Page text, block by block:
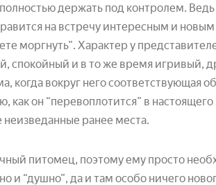
держать под контролем.
на встречу интересным и
моргнуть”. Характер у
спокойный и в то же время игривый,
когда вокруг него соответствующая
как он “перевоплотится” в
ранее места.
питомец, поэтому ему просто
и “душно”, да и там особо ничего